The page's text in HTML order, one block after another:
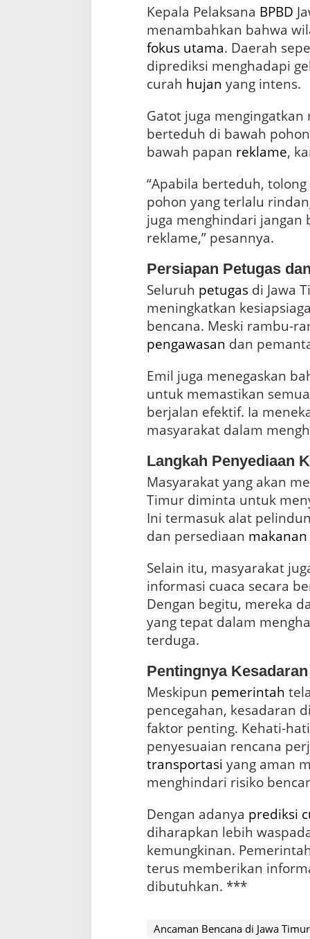
Kepala Pelaksana BPBD
menambahkan bahwa
fokus utama. Daerah
diprediksi menghadapi
curah hujan yang intens.
Gatot juga
berteduh di bawah
bawah papan reklame,
“Apabila berteduh,
pohon yang terlalu
juga menghindari
reklame,” pesannya.
Persiapan Petugas
Seluruh petugasdi Jawa
meningkatkan
pengawasan dan
Emil juga menegaskan
untuk memastikan
berjalan efektif. Ia
masyarakat dalam
Langkah Penyediaan
Masyarakat yang akan
Timur diminta untuk
Ini termasuk alat
dan persediaan makanan
Selain itu, masyarakat
informasi cuaca secara
Dengan begitu, mereka
yang tepat dalam
terduga.
Pentingnya
Meskipun pemerintah
pencegahan, kesadaran
faktor penting. Kehati-
transportasi yang aman
menghindari risiko
Dengan adanya prediksi
diharapkan lebih
kemungkinan.
terus memberikan
dibutuhkan. ***
Ancaman Bencana di Jawa Timur